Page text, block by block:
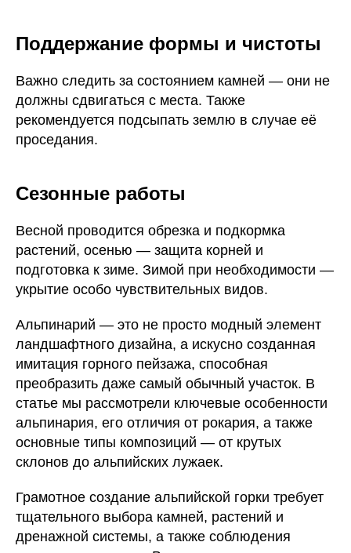
Поддержание формы и чистоты
Важно следить за состоянием камней — они не
должны сдвигаться с места. Также
рекомендуется подсыпать землю в случае её
проседания.
Сезонные работы
Весной проводится обрезка и подкормка
растений, осенью — защита корней и
подготовка к зиме. Зимой при необходимости —
укрытие особо чувствительных видов.
Альпинарий — это не просто модный элемент
ландшафтного дизайна, а искусно созданная
имитация горного пейзажа, способная
преобразить даже самый обычный участок. В
статье мы рассмотрели ключевые особенности
альпинария, его отличия от рокария, а также
основные типы композиций — от крутых
склонов до альпийских лужаек.
Грамотное создание альпийской горки требует
тщательного выбора камней, растений и
дренажной системы, а также соблюдения